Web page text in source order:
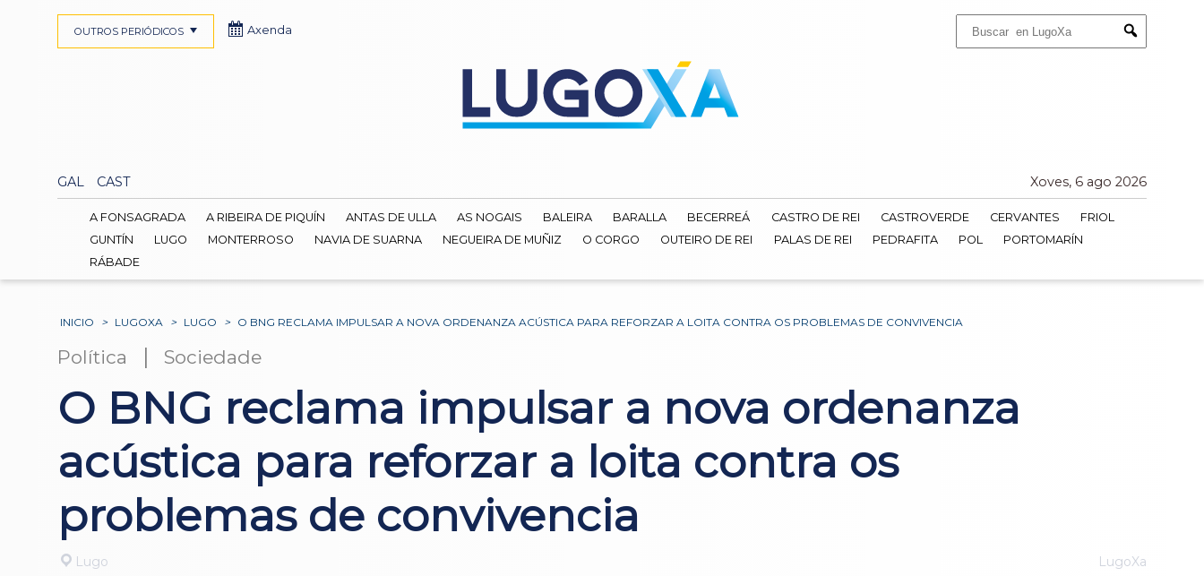
Submit
GAL CAST Xoves, 6 ago 2026
OUTROS PERIÓDICOS Axenda
A FONSAGRADA A RIBEIRA DE PIQUÍN ANTAS DE ULLA AS NOGAIS BALEIRA BARALLA BECERREÁ CASTRO DE REI CASTROVERDE CERVANTES
FRIOL
GUNTÍN
LUGO MONTERROSO NAVIA DE SUARNA NEGUEIRA DE MUÑIZ O CORGO OUTEIRO DE REI PALAS DE REI PEDRAFITA POL
PORTOMARÍN
RÁBADE
INICIO > LUGOXA > LUGO > O BNG RECLAMA IMPULSAR A NOVA ORDENANZA ACÚSTICA PARA REFORZAR A LOITA CONTRA OS PROBLEMAS DE CONVIVENCIA
Política | Sociedade
O BNG reclama impulsar a nova ordenanza
acústica para reforzar a loita contra os
problemas de convivencia
Lugo LugoXa